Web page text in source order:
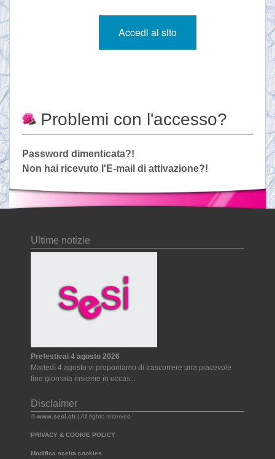
Problemi con l'accesso?
Password dimenticata?!
Non hai ricevuto l'E-mail di attivazione?!
Ultime notizie
Prefestival 4 agosto 2026
Martedì 4 agosto vi proponiamo di trascorrere una piacevole
fine giornata insieme in occas...
Disclaimer
© www.sesi.ch | All rights reserved
PRIVACY & COOKIE POLICY
Modifica scelta cookies